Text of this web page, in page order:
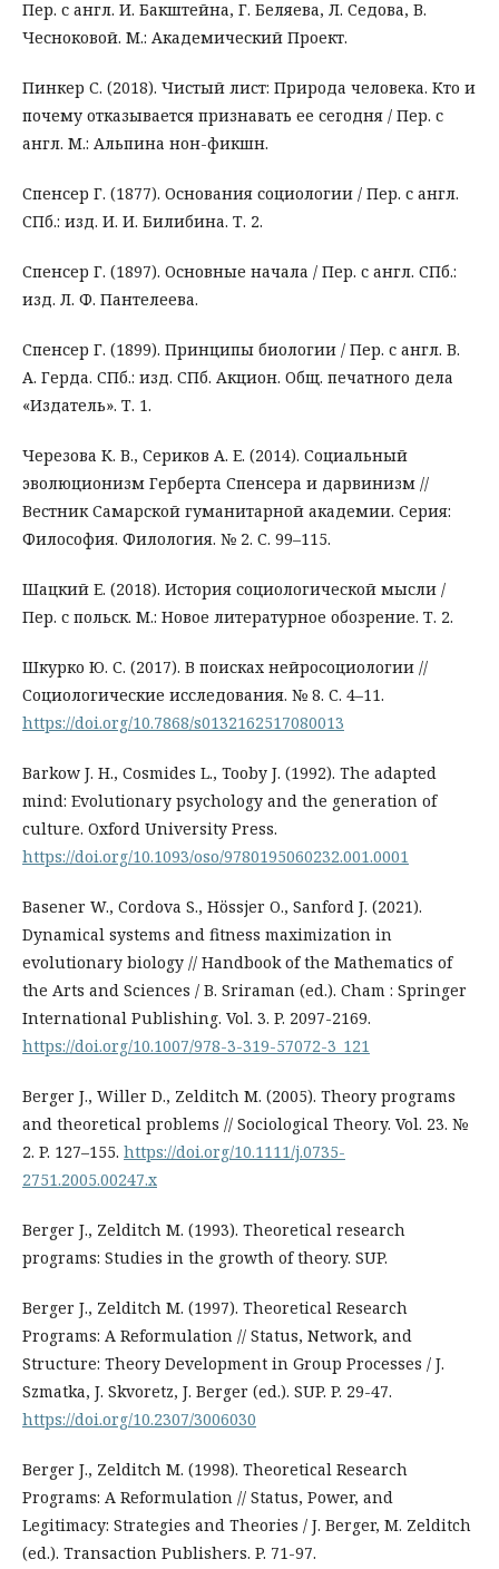
Пер. с англ. И. Бакштейна, Г. Беляева, Л. Седова, В.
Чесноковой. М.: Академический Проект.
Пинкер С. (2018). Чистый лист: Природа человека. Кто и
почему отказывается признавать ее сегодня / Пер. с
англ. М.: Альпина нон-фикшн.
Спенсер Г. (1877). Основания социологии / Пер. с англ.
СПб.: изд. И. И. Билибина. Т. 2.
Спенсер Г. (1897). Основные начала / Пер. с англ. СПб.:
изд. Л. Ф. Пантелеева.
Спенсер Г. (1899). Принципы биологии / Пер. с англ. В.
А. Герда. СПб.: изд. СПб. Акцион. Общ. печатного дела
«Издатель». Т. 1.
Черезова К. В., Сериков А. Е. (2014). Социальный
эволюционизм Герберта Спенсера и дарвинизм //
Вестник Самарской гуманитарной академии. Серия:
Философия. Филология. № 2. С. 99–115.
Шацкий Е. (2018). История социологической мысли /
Пер. с польск. М.: Новое литературное обозрение. Т. 2.
Шкурко Ю. С. (2017). В поисках нейросоциологии //
Социологические исследования. № 8. С. 4–11.
https://doi.org/10.7868/s0132162517080013
Barkow J. H., Cosmides L., Tooby J. (1992). The adapted
mind: Evolutionary psychology and the generation of
culture. Oxford University Press.
https://doi.org/10.1093/oso/9780195060232.001.0001
Basener W., Cordova S., Hössjer O., Sanford J. (2021).
Dynamical systems and fitness maximization in
evolutionary biology // Handbook of the Mathematics of
the Arts and Sciences / B. Sriraman (ed.). Cham : Springer
International Publishing. Vol. 3. P. 2097-2169.
https://doi.org/10.1007/978-3-319-57072-3_121
Berger J., Willer D., Zelditch M. (2005). Theory programs
and theoretical problems // Sociological Theory. Vol. 23. №
2. P. 127–155. https://doi.org/10.1111/j.0735-
2751.2005.00247.x
Berger J., Zelditch M. (1993). Theoretical research
programs: Studies in the growth of theory. SUP.
Berger J., Zelditch M. (1997). Theoretical Research
Programs: A Reformulation // Status, Network, and
Structure: Theory Development in Group Processes / J.
Szmatka, J. Skvoretz, J. Berger (ed.). SUP. P. 29-47.
https://doi.org/10.2307/3006030
Berger J., Zelditch M. (1998). Theoretical Research
Programs: A Reformulation // Status, Power, and
Legitimacy: Strategies and Theories / J. Berger, M. Zelditch
(ed.). Transaction Publishers. P. 71-97.